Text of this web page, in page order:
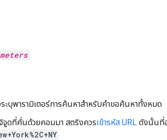
บุพารามิเตอร์การค้นหาสำหรับคำขอค้นหาทั้งหมด
ดที่คั่นด้วยคอมมา สตริงควรเข้ารหัส URL ดังนั้นที่